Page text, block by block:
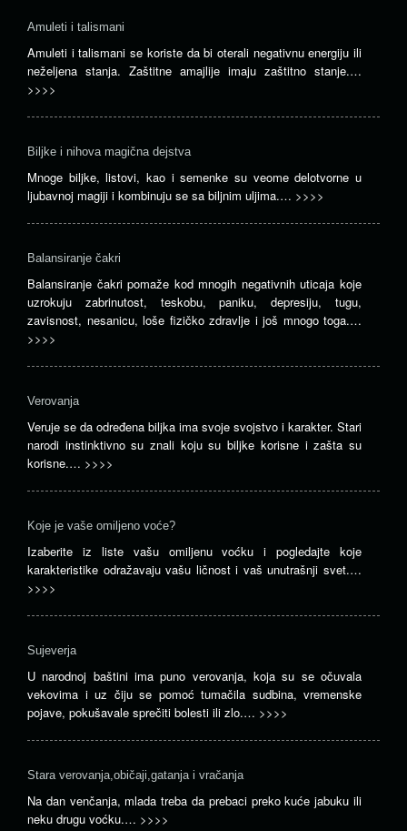
Amuleti i talismani
Amuleti i talismani se koriste da bi oterali negativnu energiju ili
neželjena stanja. Zaštitne amajlije imaju zaštitno stanje.…
>>>>
Biljke i nihova magična dejstva
Mnoge biljke, listovi, kao i semenke su veome delotvorne u
ljubavnoj magiji i kombinuju se sa biljnim uljima.… >>>>
Balansiranje čakri
Balansiranje čakri pomaže kod mnogih negativnih uticaja koje
uzrokuju zabrinutost, teskobu, paniku, depresiju, tugu,
zavisnost, nesanicu, loše fizičko zdravlje i još mnogo toga.…
>>>>
Verovanja
Veruje se da određena biljka ima svoje svojstvo i karakter. Stari
narodi instinktivno su znali koju su biljke korisne i zašta su
korisne.… >>>>
Koje je vaše omiljeno voće?
Izaberite iz liste vašu omiljenu voćku i pogledajte koje
karakteristike odražavaju vašu ličnost i vaš unutrašnji svet.…
>>>>
Sujeverja
U narodnoj baštini ima puno verovanja, koja su se očuvala
vekovima i uz čiju se pomoć tumačila sudbina, vremenske
pojave, pokušavale sprečiti bolesti ili zlo.… >>>>
Stara verovanja,običaji,gatanja i vračanja
Na dan venčanja, mlada treba da prebaci preko kuće jabuku ili
neku drugu voćku.… >>>>